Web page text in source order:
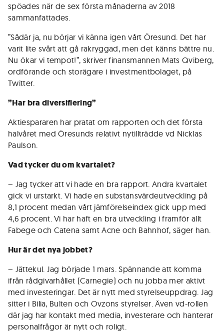
spöades när de sex första månaderna av 2018
sammanfattades.
”Sådär ja, nu börjar vi känna igen vårt Öresund. Det har
varit lite svårt att gå rakryggad, men det känns bättre nu.
Nu ökar vi tempot!”, skriver finansmannen Mats Qviberg,
ordförande och storägare i investmentbolaget, på
Twitter.
”Har bra diversifiering”
Aktiespararen har pratat om rapporten och det första
halvåret med Öresunds relativt nytillträdde vd Nicklas
Paulson.
Vad tycker du om kvartalet?
– Jag tycker att vi hade en bra rapport. Andra kvartalet
gick vi urstarkt. Vi hade en substansvärdeutveckling på
8,1 procent medan vårt jämförelseindex gick upp med
4,6 procent. Vi har haft en bra utveckling i framför allt
Fabege och Catena samt Acne och Bahnhof, säger han.
Hur är det nya jobbet?
– Jättekul. Jag började 1 mars. Spännande att komma
ifrån rådgivarhållet (Carnegie) och nu jobba mer aktivt
med investeringar. Det är nytt med styrelseuppdrag. Jag
sitter i Bilia, Bulten och Ovzons styrelser. Även vd-rollen
där jag har kontakt med media, investerare och hanterar
personalfrågor är nytt och roligt.